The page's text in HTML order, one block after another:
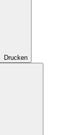
Drucken